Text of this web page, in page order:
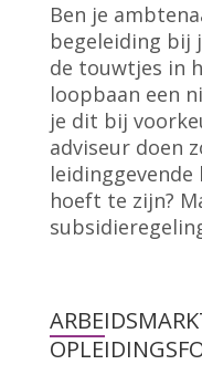
Ben je
begeleiding bij
de touwtjes in
loopbaan een
je dit bij
adviseur doen
hoeft te zijn?